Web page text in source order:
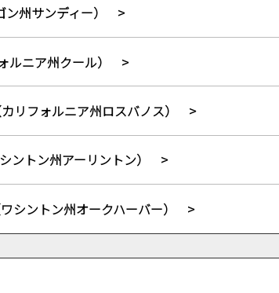
州サンディー）
ルニア州クール）
フォルニア州ロスバノス）
ントン州アーリントン）
シントン州オークハーバー）